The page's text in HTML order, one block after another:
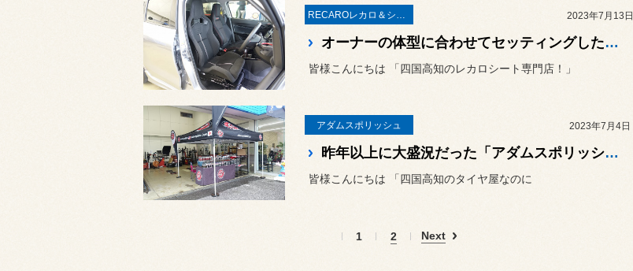
2023年7月13日
オーナーの体型に合わせてセッティングしたら、こんなシートポジションになっちゃいました！スズキ スイフトスポーツ（ZC33S）に「RECARO Sportster GK100H」の取り付け！
皆様こんにちは 「四国高知のレカロシート専門店！」
アダムスポリッシュ 2023年7月4日
昨年以上に大盛況だった「アダムスポリッシュまるごとフェア」QUOカードに魅せられた人が続出でした！
皆様こんにちは 「四国高知のタイヤ屋なのに
1 2 Next